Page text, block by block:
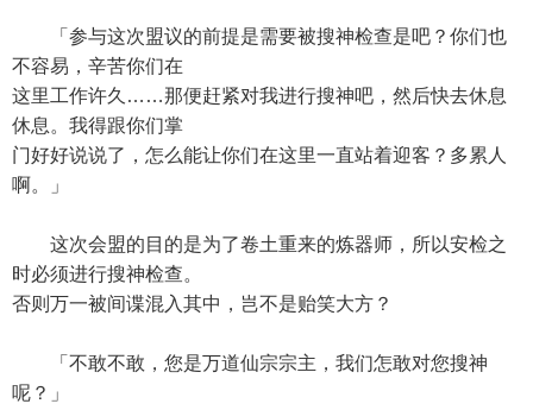
「参与这次盟议的前提是需要被搜神检查是吧？你们也
不容易，辛苦你们在
这里工作许久……那便赶紧对我进行搜神吧，然后快去休息
休息。我得跟你们掌
门好好说说了，怎么能让你们在这里一直站着迎客？多累人
啊。」
这次会盟的目的是为了卷土重来的炼器师，所以安检之
时必须进行搜神检查。
否则万一被间谍混入其中，岂不是贻笑大方？
「不敢不敢，您是万道仙宗宗主，我们怎敢对您搜神
呢？」